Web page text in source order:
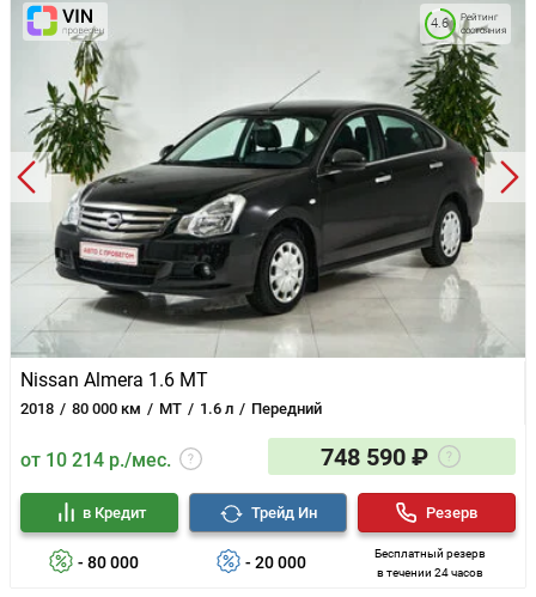
Nissan Almera 1.6 MT
2018 80 000 км MT 1.6 л Передний
Рейтинг
состояния
4.6
от 10 214 р./мес. 748 590 ₽
- 80 000
в Кредит
- 20 000
Трейд Ин
Бесплатный резерв
в течении 24 часов
Резерв